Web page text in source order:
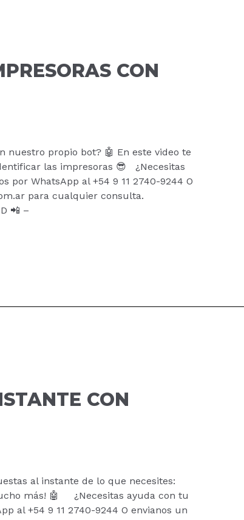
CON
nuestro propio bot? 🤖 En este video te
las impresoras 😎 ¿Necesitas
por WhatsApp al +54 9 11 2740-9244 O
para cualquier consulta.
📲 –
CON
al instante de lo que necesites:
más! 🤖 ¿Necesitas ayuda con tu
al +54 9 11 2740-9244 O envianos un